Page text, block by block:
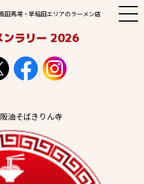
田馬場・早稲田エリアのラーメン店
ンラリー 2026
M
E
油そばきりん寺